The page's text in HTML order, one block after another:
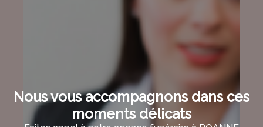
Nous vous accompagnons dans ces
moments délicats